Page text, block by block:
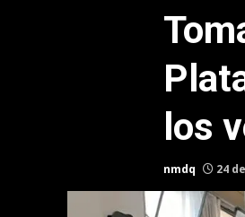
los
nmdq 24